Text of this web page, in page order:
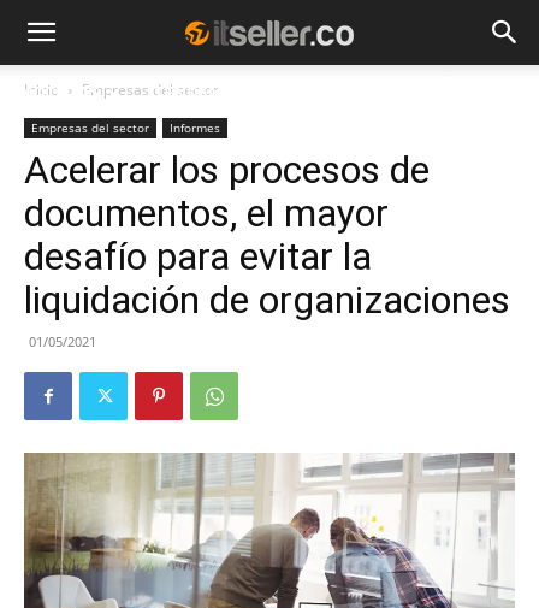
NOTICIAS TENDENCIAS
Inicio Empresas del sector
Empresas del sector Informes
Acelerar los procesos de
documentos, el mayor
desafío para evitar la
liquidación de organizaciones
01/05/2021